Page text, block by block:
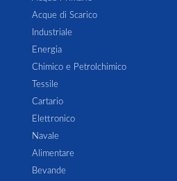
Acque di Scarico
Industriale
Energia
Chimico e Petrolchimico
Tessile
Cartario
Elettronico
Navale
Alimentare
Bevande